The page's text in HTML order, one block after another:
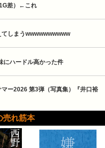
差）←これ
てしまうwwwwwwwwww
にハードル高かった件
ー2026 第3弾（写真集）『井口裕
売れ筋本